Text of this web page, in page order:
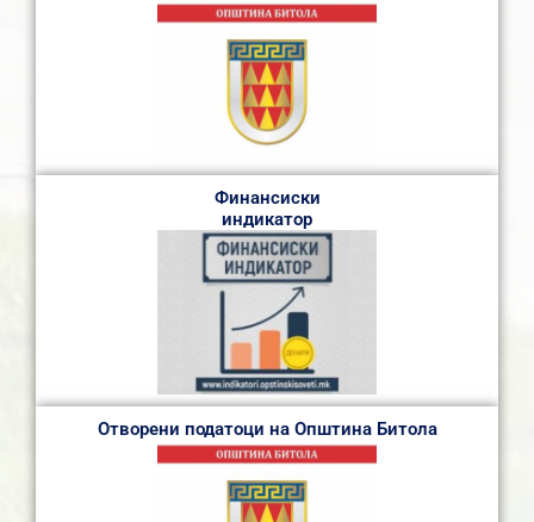
Финансиски
индикатор
Отворени податоци на Општина Битола